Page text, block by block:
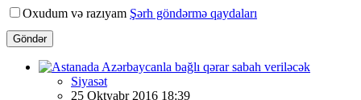
Oxudum və razıyam Şərh göndərmə qaydaları
Göndər
Siyasət
25 Oktyabr 2016 18:39